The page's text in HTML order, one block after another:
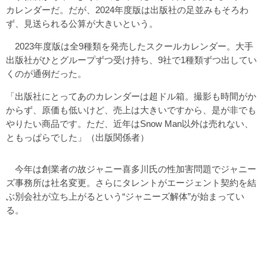
カレンダーだ。だが、2024年度版は出版社の足並みもそろわ
ず、見送られる公算が大きいという。
2023年度版は全9種類を発売したスクールカレンダー。大手
出版社がひとグループずつ受け持ち、9社で1種類ずつ出してい
くのが通例だった。
「出版社にとってあのカレンダーは超ドル箱。撮影も時間がか
からず、原価も低いけど、売上は大きいですから、是が非でも
やりたい商品です。ただ、近年はSnow Man以外は売れない、
ともっぱらでした」（出版関係者）
今年は創業者の故ジャニー喜多川氏の性加害問題でジャニー
ズ事務所は社名変更。さらにタレントがエージェント契約を結
ぶ別会社が立ち上がるという“ジャニーズ解体”が始まってい
る。